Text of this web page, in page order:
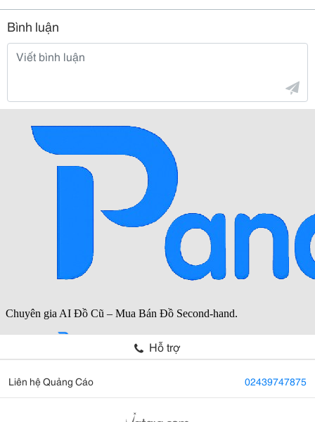
Bình luận
Hỗ trợ
Liên hệ Quảng Cáo 02439747875